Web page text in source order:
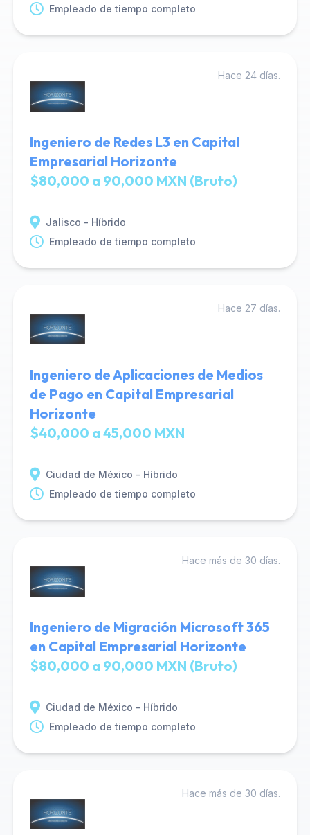
Empleado de tiempo completo
Hace 24 días.
Ingeniero de Redes L3 en Capital
Empresarial Horizonte
$80,000 a 90,000 MXN (Bruto)
Jalisco - Híbrido
Empleado de tiempo completo
Hace 27 días.
Ingeniero de Aplicaciones de Medios
de Pago en Capital Empresarial
Horizonte
$40,000 a 45,000 MXN
Ciudad de México - Híbrido
Empleado de tiempo completo
Hace más de 30 días.
Ingeniero de Migración Microsoft 365
en Capital Empresarial Horizonte
$80,000 a 90,000 MXN (Bruto)
Ciudad de México - Híbrido
Empleado de tiempo completo
Hace más de 30 días.